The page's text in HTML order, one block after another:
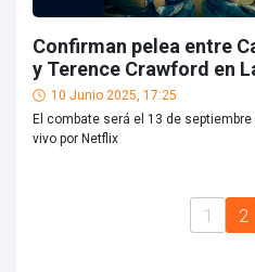
Confirman pelea entre
y Terence Crawford en
10 Junio 2025, 17:25
El combate será el 13 de
vivo por Netflix
1 2